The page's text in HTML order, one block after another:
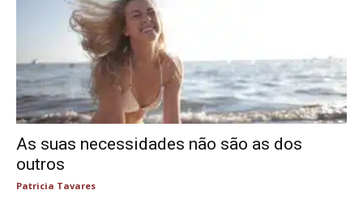
As suas necessidades não são as dos
outros
Patricia Tavares